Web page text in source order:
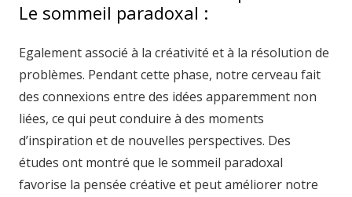
Le sommeil paradoxal :
Egalement associé à la créativité et à la résolution de
problèmes. Pendant cette phase, notre cerveau fait
des connexions entre des idées apparemment non
liées, ce qui peut conduire à des moments
d’inspiration et de nouvelles perspectives. Des
études ont montré que le sommeil paradoxal
favorise la pensée créative et peut améliorer notre